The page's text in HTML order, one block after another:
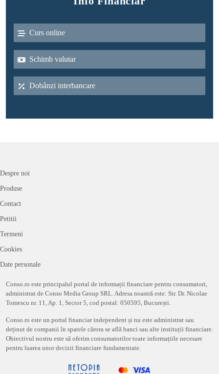
Curs online
Schimb valutar
Dobânzi interbancare
Despre noi
Produse
Contact
Petitii
Termeni
Cookies
Date personale
Conso.ro este principalul portal de informații financiare pentru consumatori,
administrat de Conso Media Group SRL. Adresa noastră este: Str. Dr. Nicolae
Tomescu nr. 11, Ap. 1, Sector 5, cod postal: 050595, București.
Conso.ro este un portal financiar independent și nu este administrat sau
deținut de companii în spatele cărora se află banci sau alte instituții financiare.
Obiectivul nostru este să oferim consumatorilor toate informațiile necesare
pentru luarea unor decizii financiare fundamentate.